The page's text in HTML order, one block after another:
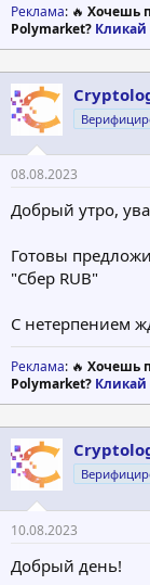
Реклама: 🔥 Хочешь
Polymarket? Кликай
08.08.2023
Добрый утро,
Готовы
"Сбер RUB"
С нетерпением
Реклама: 🔥 Хочешь
Polymarket? Кликай
10.08.2023
Добрый день!